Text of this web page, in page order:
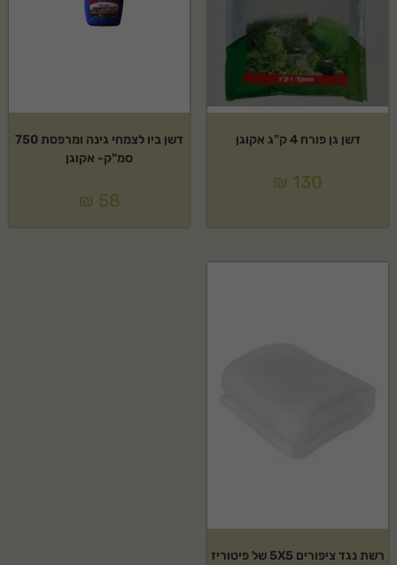
דשן גן פורח 4 ק"ג אקוגן
₪ 130
דשן ביו לצמחי גינה ומרפסת 750
סמ"ק- אקוגן
₪ 58
רשת נגד ציפורים 5X5 של פיטוריז